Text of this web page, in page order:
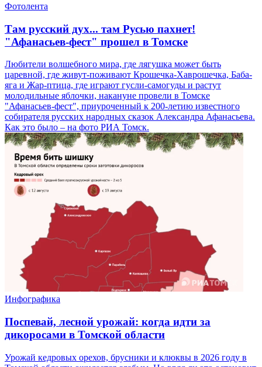
Фотолента
Там русский дух... там Русью пахнет!
"Афанасьев-фест" прошел в Томске
Любители волшебного мира, где лягушка может быть
царевной, где живут-поживают Крошечка-Хаврошечка, Баба-
яга и Жар-птица, где играют гусли-самогуды и растут
молодильные яблочки, накануне провели в Томске
"Афанасьев-фест", приуроченный к 200-летию известного
собирателя русских народных сказок Александра Афанасьева.
Как это было – на фото РИА Томск.
Инфографика
Поспевай, лесной урожай: когда идти за
дикоросами в Томской области
Урожай кедровых орехов, брусники и клюквы в 2026 году в